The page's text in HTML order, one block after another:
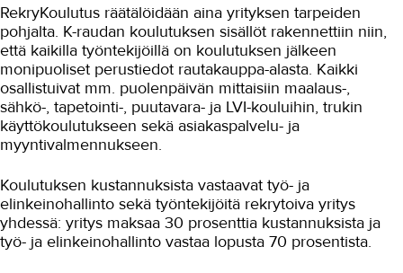
Varastot uusiksi opiskelijatyönä
Opiskelijat entisöivät
museorakennuksen
Elementtityöntekijöitä
RekryKoulutuksella
Veli-Matti Mähönen, muurari ja
laatoittaja
rautakaupan osaajat
Emma Haanpää, 21-vuotias
muurauksen ja laatoituksen
opiskelija
RekryKoulutus räätälöidään aina yrityksen tarpeiden
pohjalta. K-raudan koulutuksen sisällöt rakennettiin niin,
että kaikilla työntekijöillä on koulutuksen jälkeen
monipuoliset perustiedot rautakauppa-alasta. Kaikki
osallistuivat mm. puolenpäivän mittaisiin maalaus-,
sähkö-, tapetointi-, puutavara- ja LVI-kouluihin, trukin
käyttökoulutukseen sekä asiakaspalvelu- ja
myyntivalmennukseen.
Koulutuksen kustannuksista vastaavat työ- ja
elinkeinohallinto sekä työntekijöitä rekrytoiva yritys
yhdessä: yritys maksaa 30 prosenttia kustannuksista ja
työ- ja elinkeinohallinto vastaa lopusta 70 prosentista.